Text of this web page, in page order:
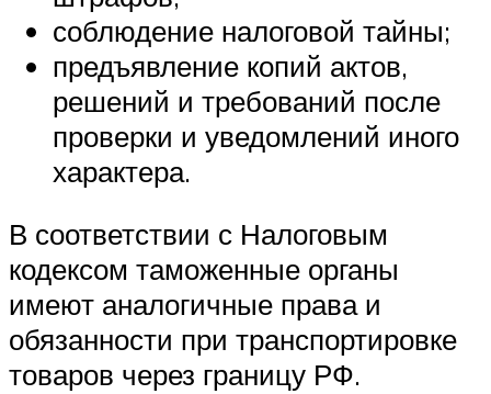
соблюдение налоговой тайны;
предъявление копий актов,
решений и требований после
проверки и уведомлений иного
характера.
В соответствии с Налоговым
кодексом таможенные органы
имеют аналогичные права и
обязанности при транспортировке
товаров через границу РФ.